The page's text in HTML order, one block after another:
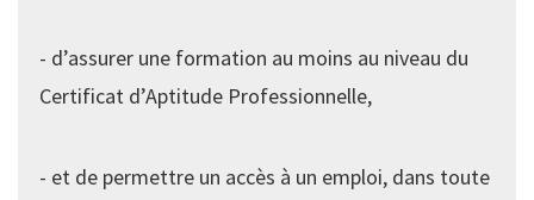
- d’assurer une formation au moins au niveau du
Certificat d’Aptitude Professionnelle,
- et de permettre un accès à un emploi, dans toute